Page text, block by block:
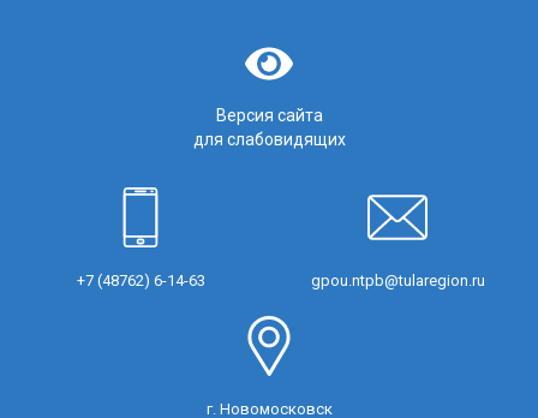
Версия сайта
для слабовидящих
+7 (48762) 6-14-63 gpou.ntpb@tularegion.ru
г. Новомосковск